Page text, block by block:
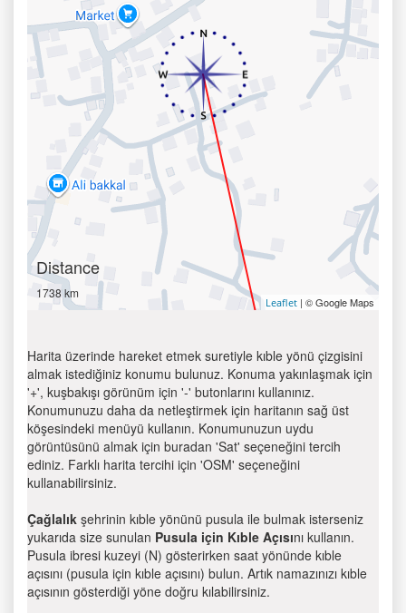
Distance
1738 km
Leaflet | © Google Maps
Harita üzerinde hareket etmek suretiyle kıble yönü çizgisini
almak istediğiniz konumu bulunuz. Konuma yakınlaşmak için
'+', kuşbakışı görünüm için '-' butonlarını kullanınız.
Konumunuzu daha da netleştirmek için haritanın sağ üst
köşesindeki menüyü kullanın. Konumunuzun uydu
görüntüsünü almak için buradan 'Sat' seçeneğini tercih
ediniz. Farklı harita tercihi için 'OSM' seçeneğini
kullanabilirsiniz.
Çağlalık şehrinin kıble yönünü pusula ile bulmak isterseniz
yukarıda size sunulan Pusula için Kıble Açısını kullanın.
Pusula ibresi kuzeyi (N) gösterirken saat yönünde kıble
açısını (pusula için kıble açısını) bulun. Artık namazınızı kıble
açısının gösterdiği yöne doğru kılabilirsiniz.